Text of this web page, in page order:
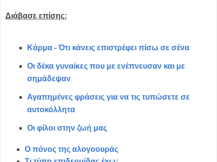
Διάβασε επίσης:
Κάρμα - Ότι κάνεις επιστρέφει πίσω σε σένα
Οι δέκα γυναίκες που με ενέπνευσαν και με
σημάδεψαν
Αγαπημένες φράσεις για να τις τυπώσετε σε
αυτοκόλλητα
Οι φίλοι στην ζωή μας
O πόνος της αλογοουράς